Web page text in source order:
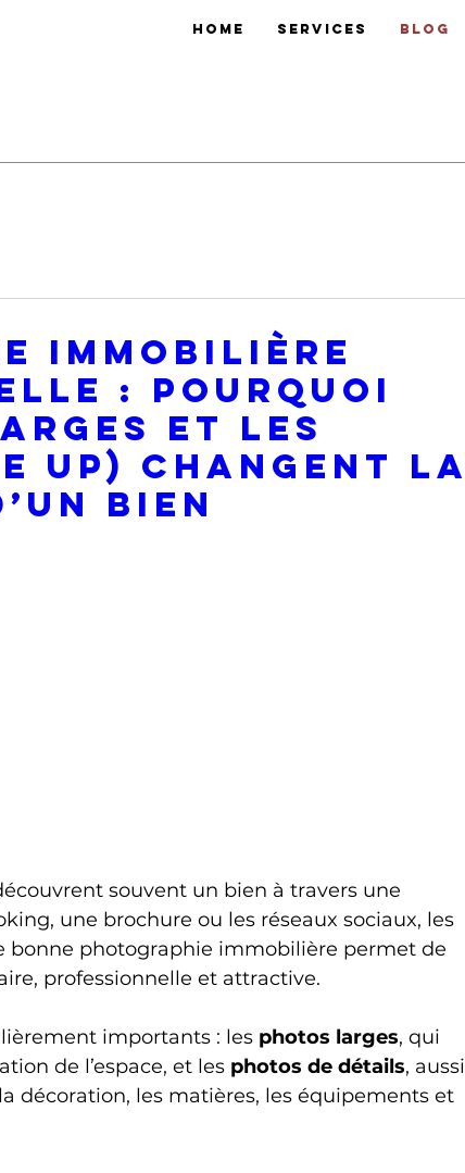
Home Services Blog
immobilière
: pourquoi
et les
up) changent la
bien
souvent un bien à travers une
une brochure ou les réseaux sociaux, les
bonne photographie immobilière permet de
professionnelle et attractive.
importants : les photos larges, qui
de l’espace, et les photos de détails, aussi
décoration, les matières, les équipements et